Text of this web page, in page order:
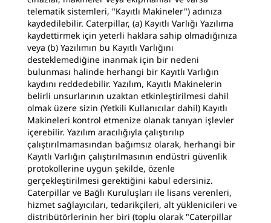
telematik sistemleri, "Kayıtlı Makineler") adınıza
kaydedilebilir. Caterpillar, (a) Kayıtlı Varlığı Yazılıma
kaydettirmek için yeterli haklara sahip olmadığınıza
veya (b) Yazılımın bu Kayıtlı Varlığını
desteklemediğine inanmak için bir nedeni
bulunması halinde herhangi bir Kayıtlı Varlığın
kaydını reddedebilir. Yazılım, Kayıtlı Makinelerin
belirli unsurlarının uzaktan etkinleştirilmesi dahil
olmak üzere sizin (Yetkili Kullanıcılar dahil) Kayıtlı
Makineleri kontrol etmenize olanak tanıyan işlevler
içerebilir. Yazılım aracılığıyla çalıştırılıp
çalıştırılmamasından bağımsız olarak, herhangi bir
Kayıtlı Varlığın çalıştırılmasının endüstri güvenlik
protokollerine uygun şekilde, özenle
gerçekleştirilmesi gerektiğini kabul edersiniz.
Caterpillar ve Bağlı Kuruluşları ile lisans verenleri,
hizmet sağlayıcıları, tedarikçileri, alt yüklenicileri ve
distribütörlerinin her biri (toplu olarak "Caterpillar